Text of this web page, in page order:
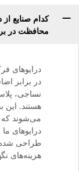
محافظت در
در برابر
نساجی،
هستند. این
می‌شوند که
درایوهای
طراحی
هزینه‌های